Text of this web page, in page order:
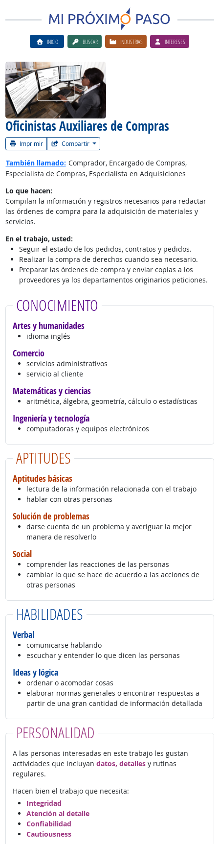
INICIO BUSCAR INDUSTRIAS INTERESES
Oficinistas Auxiliares de Compras
Imprimir Compartir
Ver el vίdeo de la carrera
También llamado: Comprador, Encargado de Compras,
Especialista de Compras, Especialista en Adquisiciones
Lo que hacen:
Compilan la información y registros necesarios para redactar
las órdenes de compra para la adquisición de materiales y
servicios.
En el trabajo, usted:
Seguir el estado de los pedidos, contratos y pedidos.
Realizar la compra de derechos cuando sea necesario.
Preparar las órdenes de compra y enviar copias a los
proveedores ya los departamentos originarios peticiones.
CONOCIMIENTO
Artes y humanidades
idioma inglés
Comercio
servicios administrativos
servicio al cliente
Matemáticas y ciencias
aritmética, álgebra, geometría, cálculo o estadísticas
Ingeniería y tecnología
computadoras y equipos electrónicos
APTITUDES
Aptitudes básicas
lectura de la información relacionada con el trabajo
hablar con otras personas
Solución de problemas
darse cuenta de un problema y averiguar la mejor
manera de resolverlo
Social
comprender las reacciones de las personas
cambiar lo que se hace de acuerdo a las acciones de
otras personas
HABILIDADES
Verbal
comunicarse hablando
escuchar y entender lo que dicen las personas
Ideas y lógica
ordenar o acomodar cosas
elaborar normas generales o encontrar respuestas a
partir de una gran cantidad de información detallada
PERSONALIDAD
A las personas interesadas en este trabajo les gustan
actividades que incluyan datos, detallesy rutinas
regulares.
Hacen bien el trabajo que necesita:
Integridad
Atención al detalle
Confiabilidad
Cautiousness